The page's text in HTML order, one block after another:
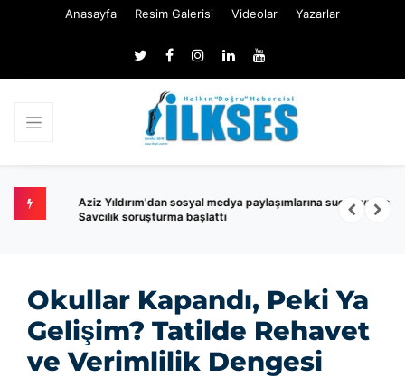
Anasayfa Resim Galerisi Videolar Yazarlar
Aziz Yıldırım'dan sosyal medya paylaşımlarına suç duyurusu!
Savcılık soruşturma başlattı
Okullar Kapandı, Peki Ya
Gelişim? Tatilde Rehavet
ve Verimlilik Dengesi